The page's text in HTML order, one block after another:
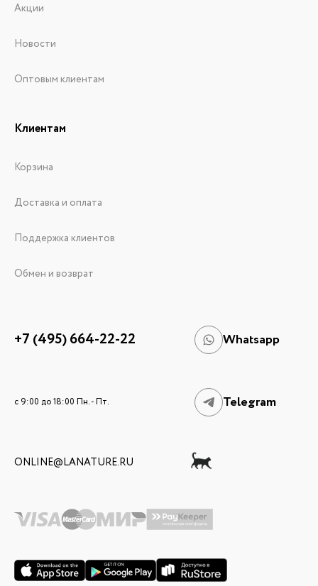
Акции
Новости
Оптовым клиентам
Клиентам
Корзина
Доставка и оплата
Поддержка клиентов
Обмен и возврат
+7 (495) 664-22-22 Whatsapp
c 9:00 до 18:00 Пн. - Пт. Telegram
ONLINE@LANATURE.RU